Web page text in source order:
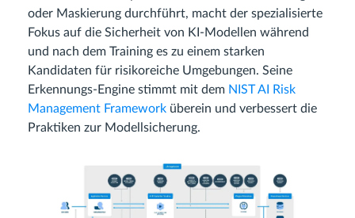
oder Maskierung durchführt, macht der spezialisierte
Fokus auf die Sicherheit von KI-Modellen während
und nach dem Training es zu einem starken
Kandidaten für risikoreiche Umgebungen. Seine
Erkennungs-Engine stimmt mit dem NIST AI Risk
Management Framework überein und verbessert die
Praktiken zur Modellsicherung.